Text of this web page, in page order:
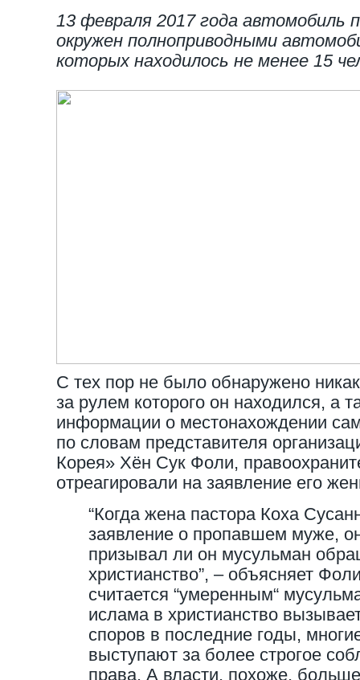
13 февраля 2017 года автомобиль
окружен полноприводными
которых находилось не менее 15
С тех пор не было обнаружено
за рулем которого он находился, а
информации о местонахождении
по словам представителя
Корея» Хён Сук Фоли,
отреагировали на заявление его
“Когда жена пастора Коха
заявление о пропавшем муже,
призывал ли он мусульман
христианство”, – объясняет
считается “умеренным“
ислама в христианство
споров в последние годы,
выступают за более строгое
права. А власти, похоже,